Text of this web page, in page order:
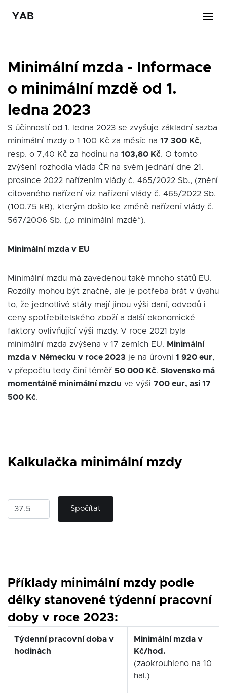
YAB
Minimální mzda - Informace
o minimální mzdě od 1.
ledna 2023
S účinností od 1. ledna 2023 se zvyšuje základní sazba
minimální mzdy o 1 100 Kč za měsíc na 17 300 Kč,
resp. o 7,40 Kč za hodinu na 103,80 Kč. O tomto
zvýšení rozhodla vláda ČR na svém jednání dne 21.
prosince 2022 nařízením vlády č. 465/2022 Sb., (znění
citovaného nařízení viz nařízení vlády č. 465/2022 Sb.
(100.75 kB), kterým došlo ke změně nařízení vlády č.
567/2006 Sb. („o minimální mzdě“).
Minimální mzda v EU
Minimální mzdu má zavedenou také mnoho států EU.
Rozdíly mohou být značné, ale je potřeba brát v úvahu
to, že jednotlivé státy mají jinou výši daní, odvodů i
ceny spotřebitelského zboží a další ekonomické
faktory ovlivňující výši mzdy. V roce 2021 byla
minimální mzda zvýšena v 17 zemích EU. Minimální
mzda v Německu v roce 2023 je na úrovni 1 920 eur,
v přepočtu tedy činí téměř 50 000 Kč. Slovensko má
momentálně minimální mzdu ve výši 700 eur, asi 17
500 Kč.
Kalkulačka minimální mzdy
Spočítat
Příklady minimální mzdy podle
délky stanovené týdenní pracovní
doby v roce 2023:
Týdenní pracovní doba v
hodinách
Minimální mzda v
Kč/hod.
(zaokrouhleno na 10
hal.)